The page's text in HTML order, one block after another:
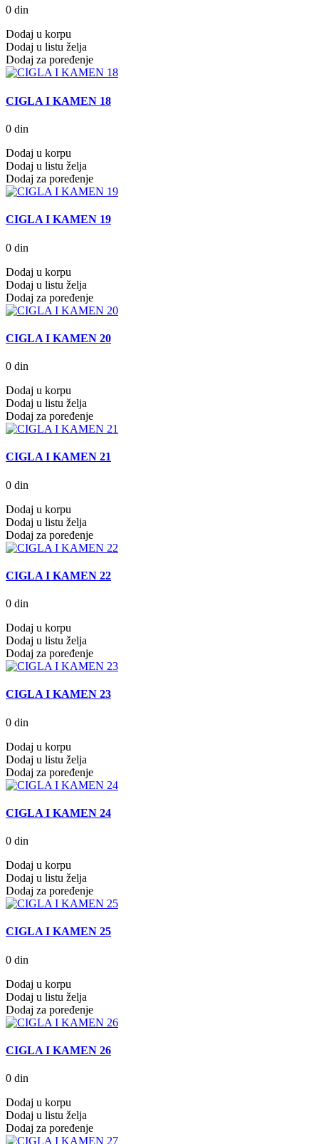
0 din
Dodaj u korpu
Dodaj u listu želja
Dodaj za poređenje
CIGLA I KAMEN 18
0 din
Dodaj u korpu
Dodaj u listu želja
Dodaj za poređenje
CIGLA I KAMEN 19
0 din
Dodaj u korpu
Dodaj u listu želja
Dodaj za poređenje
CIGLA I KAMEN 20
0 din
Dodaj u korpu
Dodaj u listu želja
Dodaj za poređenje
CIGLA I KAMEN 21
0 din
Dodaj u korpu
Dodaj u listu želja
Dodaj za poređenje
CIGLA I KAMEN 22
0 din
Dodaj u korpu
Dodaj u listu želja
Dodaj za poređenje
CIGLA I KAMEN 23
0 din
Dodaj u korpu
Dodaj u listu želja
Dodaj za poređenje
CIGLA I KAMEN 24
0 din
Dodaj u korpu
Dodaj u listu želja
Dodaj za poređenje
CIGLA I KAMEN 25
0 din
Dodaj u korpu
Dodaj u listu želja
Dodaj za poređenje
CIGLA I KAMEN 26
0 din
Dodaj u korpu
Dodaj u listu želja
Dodaj za poređenje